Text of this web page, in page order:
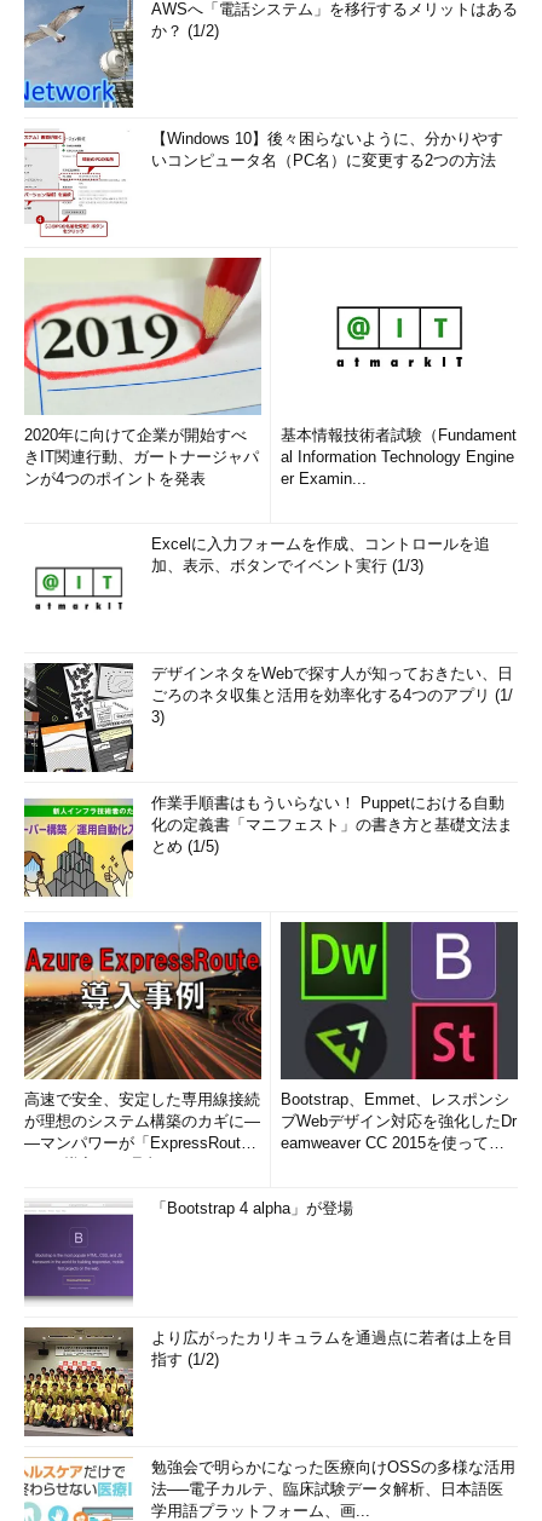
AWSへ「電話システム」を移行するメリットはある
か？ (1/2)
【Windows 10】後々困らないように、分かりやす
いコンピュータ名（PC名）に変更する2つの方法
2020年に向けて企業が開始すべ
きIT関連行動、ガートナージャパ
ンが4つのポイントを発表
基本情報技術者試験（Fundament
al Information Technology Engine
er Examin...
Excelに入力フォームを作成、コントロールを追
加、表示、ボタンでイベント実行 (1/3)
デザインネタをWebで探す人が知っておきたい、日
ごろのネタ収集と活用を効率化する4つのアプリ (1/
3)
作業手順書はもういらない！ Puppetにおける自動
化の定義書「マニフェスト」の書き方と基礎文法ま
とめ (1/5)
高速で安全、安定した専用線接続
が理想のシステム構築のカギに―
―マンパワーが「ExpressRout
Bootstrap、Emmet、レスポンシ
ブWebデザイン対応を強化したDr
eamweaver CC 2015を使って
「Bootstrap 4 alpha」が登場
より広がったカリキュラムを通過点に若者は上を目
指す (1/2)
勉強会で明らかになった医療向けOSSの多様な活用
法──電子カルテ、臨床試験データ解析、日本語医
学用語プラットフォーム、画...